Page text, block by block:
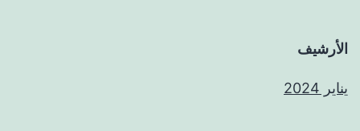
الأرشيف
يناير 2024